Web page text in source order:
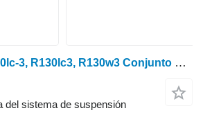
Hyundai Robex 130lc-3, R130lc3, R130w3 Conjunto de panel de control 71e6-25032, 71 71E6-25032 para R130LC-3
del sistema de suspensión